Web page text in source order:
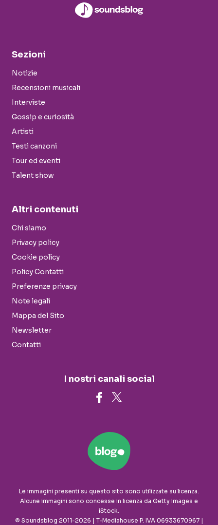
Sezioni
Notizie
Recensioni musicali
Interviste
Gossip e curiosità
Artisti
Testi canzoni
Tour ed eventi
Talent show
Altri contenuti
Chi siamo
Privacy policy
Cookie policy
Policy Contatti
Preferenze privacy
Note legali
Mappa del Sito
Newsletter
Contatti
I nostri canali social
Le immagini presenti su questo sito sono utilizzate su licenza.
Alcune immagini sono concesse in licenza da Getty Images e
iStock.
© Soundsblog 2011-2026 | T-Mediahouse P. IVA 06933670967 |